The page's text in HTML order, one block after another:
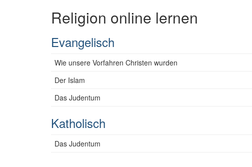
Religion online lernen
Evangelisch
Wie unsere Vorfahren Christen wurden
Der Islam
Das Judentum
Katholisch
Das Judentum